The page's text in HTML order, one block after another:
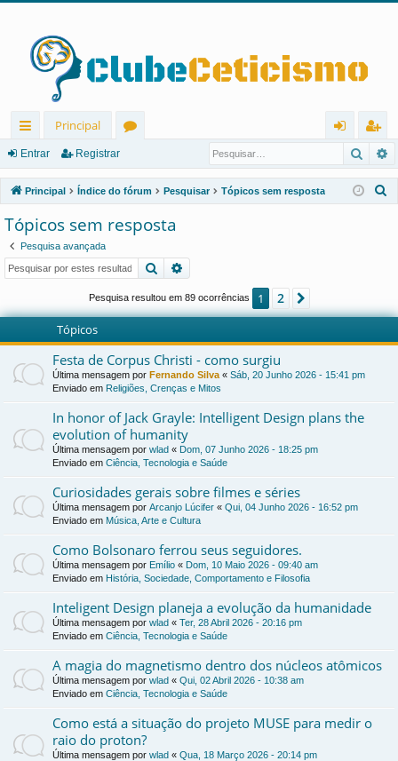
in
ks
rá
pi
d
Principal
u
ns
ra
r
eg
ist
ra
Entrar Registrar
Principal Índice do fórum Pesquisar Tópicos sem resposta
r
Tópicos sem resposta
Pesquisa avançada
Pesquisar
Pesquisa resultou em 89 ocorrências 1 2
Tópicos
Festa de Corpus Christi - como surgiu
Última mensagem por Fernando Silva « Sáb, 20 Junho 2026 - 15:41 pm
Enviado em Religiões, Crenças e Mitos
In honor of Jack Grayle: Intelligent Design plans the
evolution of humanity
Última mensagem por wlad « Dom, 07 Junho 2026 - 18:25 pm
Enviado em Ciência, Tecnologia e Saúde
Curiosidades gerais sobre filmes e séries
Última mensagem por Arcanjo Lúcifer « Qui, 04 Junho 2026 - 16:52 pm
Enviado em Música, Arte e Cultura
Como Bolsonaro ferrou seus seguidores.
Última mensagem por Emílio « Dom, 10 Maio 2026 - 09:40 am
Enviado em História, Sociedade, Comportamento e Filosofia
Inteligent Design planeja a evolução da humanidade
Última mensagem por wlad « Ter, 28 Abril 2026 - 20:16 pm
Enviado em Ciência, Tecnologia e Saúde
A magia do magnetismo dentro dos núcleos atômicos
Última mensagem por wlad « Qui, 02 Abril 2026 - 10:38 am
Enviado em Ciência, Tecnologia e Saúde
Como está a situação do projeto MUSE para medir o
raio do proton?
Última mensagem por wlad « Qua, 18 Março 2026 - 20:14 pm